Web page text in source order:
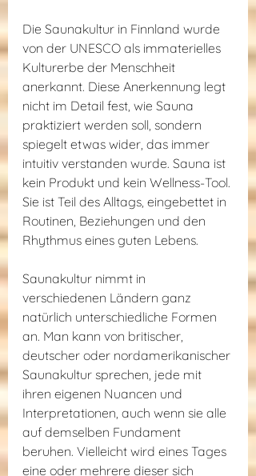
Die Saunakultur in Finnland wurde
von der UNESCO als immaterielles
Kulturerbe der Menschheit
anerkannt. Diese Anerkennung legt
nicht im Detail fest, wie Sauna
praktiziert werden soll, sondern
spiegelt etwas wider, das immer
intuitiv verstanden wurde. Sauna ist
kein Produkt und kein Wellness-Tool.
Sie ist Teil des Alltags, eingebettet in
Routinen, Beziehungen und den
Rhythmus eines guten Lebens.
Saunakultur nimmt in
verschiedenen Ländern ganz
natürlich unterschiedliche Formen
an. Man kann von britischer,
deutscher oder nordamerikanischer
Saunakultur sprechen, jede mit
ihren eigenen Nuancen und
Interpretationen, auch wenn sie alle
auf demselben Fundament
beruhen. Vielleicht wird eines Tages
eine oder mehrere dieser sich